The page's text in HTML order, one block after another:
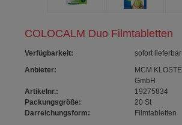
COLOCALM Duo Filmtabletten
Verfügbarkeit:
sofort lieferbar
Anbieter:
MCM
GmbH
Artikelnr.:
19275834
Packungsgröße:
20 St
Darreichungsform:
Filmtabletten